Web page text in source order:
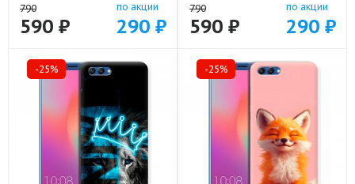
790
590 ₽
по акции
290 ₽
790
590 ₽
по акции
290 ₽
-25% -25%